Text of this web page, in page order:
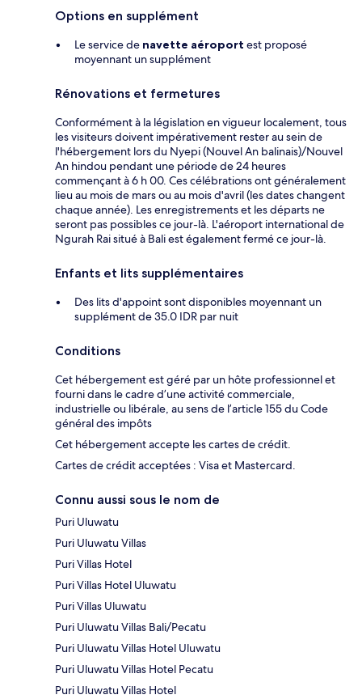
Options en supplément
Le service de navette aéroport est proposé
moyennant un supplément
Rénovations et fermetures
Conformément à la législation en vigueur localement, tous
les visiteurs doivent impérativement rester au sein de
l'hébergement lors du Nyepi (Nouvel An balinais)/Nouvel
An hindou pendant une période de 24 heures
commençant à 6 h 00. Ces célébrations ont généralement
lieu au mois de mars ou au mois d'avril (les dates changent
chaque année). Les enregistrements et les départs ne
seront pas possibles ce jour-là. L'aéroport international de
Ngurah Rai situé à Bali est également fermé ce jour-là.
Enfants et lits supplémentaires
Des lits d'appoint sont disponibles moyennant un
supplément de 35.0 IDR par nuit
Conditions
Cet hébergement est géré par un hôte professionnel et
fourni dans le cadre d’une activité commerciale,
industrielle ou libérale, au sens de l’article 155 du Code
général des impôts
Cet hébergement accepte les cartes de crédit.
Cartes de crédit acceptées : Visa et Mastercard.
Connu aussi sous le nom de
Puri Uluwatu
Puri Uluwatu Villas
Puri Villas Hotel
Puri Villas Hotel Uluwatu
Puri Villas Uluwatu
Puri Uluwatu Villas Bali/Pecatu
Puri Uluwatu Villas Hotel Uluwatu
Puri Uluwatu Villas Hotel Pecatu
Puri Uluwatu Villas Hotel